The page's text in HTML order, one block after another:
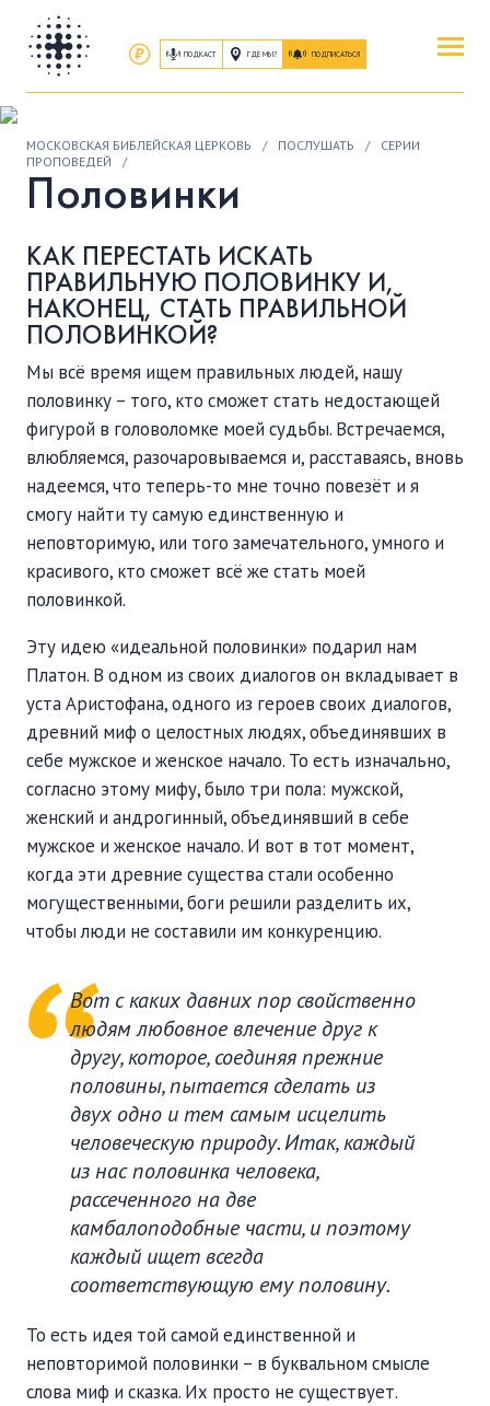
ПОДКАСТ ГДЕ МЫ? ПОДПИСАТЬСЯ
ОБ ИИСУСЕ ХРИСТЕ
КАК ПРОЕХАТЬ |О ЦЕРКВИ
ПРИСОЕДИНИТЬСЯ
ЗАНЯТИЯ|ГРУППЫ
ПОСЛУШАТЬ
ЗАПИСИ БОГОСЛУЖЕНИЙ
ПОДДЕРЖАТЬ
МОСКОВСКАЯ БИБЛЕЙСКАЯ ЦЕРКОВЬ / ПОСЛУШАТЬ /
СЕРИИ
ПРОПОВЕДЕЙ
/
Половинки
КАК ПЕРЕСТАТЬ ИСКАТЬ
ПРАВИЛЬНУЮ ПОЛОВИНКУ И,
НАКОНЕЦ, СТАТЬ ПРАВИЛЬНОЙ
ПОЛОВИНКОЙ?
Мы всё время ищем правильных людей, нашу
половинку – того, кто сможет стать недостающей
фигурой в головоломке моей судьбы. Встречаемся,
влюбляемся, разочаровываемся и, расставаясь, вновь
надеемся, что теперь-то мне точно повезёт и я
смогу найти ту самую единственную и
неповторимую, или того замечательного, умного и
красивого, кто сможет всё же стать моей
половинкой.
Эту идею «идеальной половинки» подарил нам
Платон. В одном из своих диалогов он вкладывает в
уста Аристофана, одного из героев своих диалогов,
древний миф о целостных людях, объединявших в
себе мужское и женское начало. То есть изначально,
согласно этому мифу, было три пола: мужской,
женский и андрогинный, объединявший в себе
мужское и женское начало. И вот в тот момент,
когда эти древние существа стали особенно
могущественными, боги решили разделить их,
чтобы люди не составили им конкуренцию.
Вот с каких давних пор свойственно
людям любовное влечение друг к
другу, которое, соединяя прежние
половины, пытается сделать из
двух одно и тем самым исцелить
человеческую природу. Итак, каждый
из нас половинка человека,
рассеченного на две
камбалоподобные части, и поэтому
каждый ищет всегда
соответствующую ему половину.
То есть идея той самой единственной и
неповторимой половинки – в буквальном смысле
слова миф и сказка. Их просто не существует.